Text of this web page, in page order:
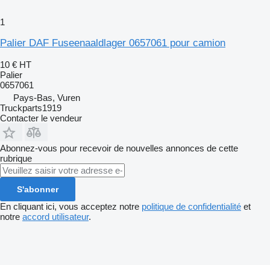
1
Palier DAF Fuseenaaldlager 0657061 pour camion
10 € HT
Palier
0657061
Pays-Bas, Vuren
Truckparts1919
Contacter le vendeur
Abonnez-vous pour recevoir de nouvelles annonces de cette
rubrique
S'abonner
En cliquant ici, vous acceptez notre politique de confidentialité et
notre accord utilisateur.